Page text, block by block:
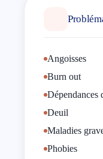
moderne.
Angoisses
Burn out
Dépendances
Deuil
Maladies
Phobies